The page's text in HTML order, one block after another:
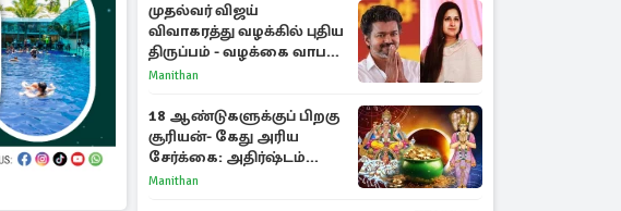
முதல்வர் விஜய்
விவாகரத்து வழக்கில் புதிய
திருப்பம் - வழக்கை வாபஸ்
பெற்ற சங்கீதா!
Manithan
18 ஆண்டுகளுக்குப் பிறகு
சூரியன்- கேது அரிய
சேர்க்கை: அதிர்ஷ்டம்
பெறும் 3 ராசிகள்!
Manithan